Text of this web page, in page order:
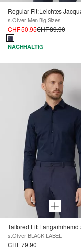
s.Oliver Men Big Sizes
CHF 50.95CHF 89.90
NACHHALTIG
s.Oliver BLACK LABEL
CHF 79.90